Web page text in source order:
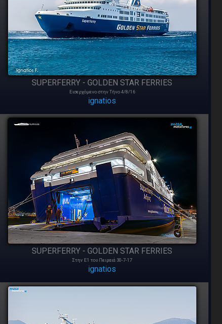
SUPERFERRY - GOLDEN STAR FERRIES
Εισερχόμενο στην Τήνο 4/8/16
ignatios
SUPERFERRY - GOLDEN STAR FERRIES
Στην Ε1 του Πειραιά 30-7-17
ignatios